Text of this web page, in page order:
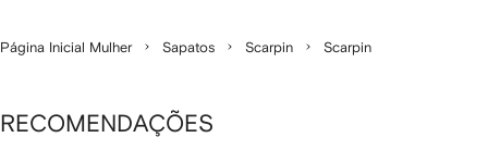
Página Inicial Mulher Sapatos Scarpin Scarpin
RECOMENDAÇÕES